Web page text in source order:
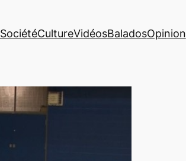
SociétéCultureVidéosBaladosOpinion